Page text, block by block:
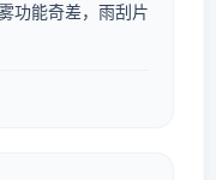
功能奇差，雨刮片